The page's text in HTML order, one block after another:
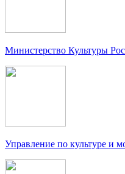
Министерство Культуры
Управление по культуре и